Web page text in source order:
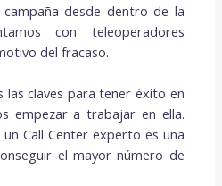
desde dentro de la
con teleoperadores
del fracaso.
las claves para tener éxito en
empezar a trabajar en ella.
Call Center experto es una
el mayor número de